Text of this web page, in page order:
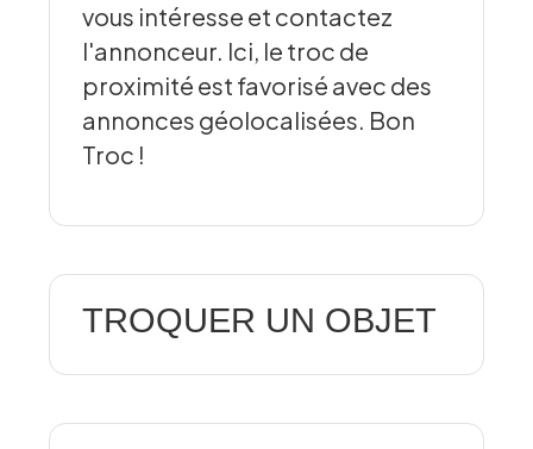
vous intéresse et contactez
l'annonceur. Ici, le troc de
proximité est favorisé avec des
annonces géolocalisées. Bon
Troc !
TROQUER UN OBJET